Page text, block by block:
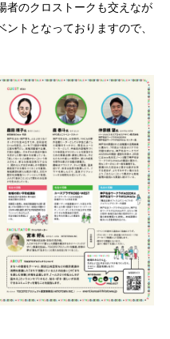
者のクロストークも交えなが
トとなっておりますので、